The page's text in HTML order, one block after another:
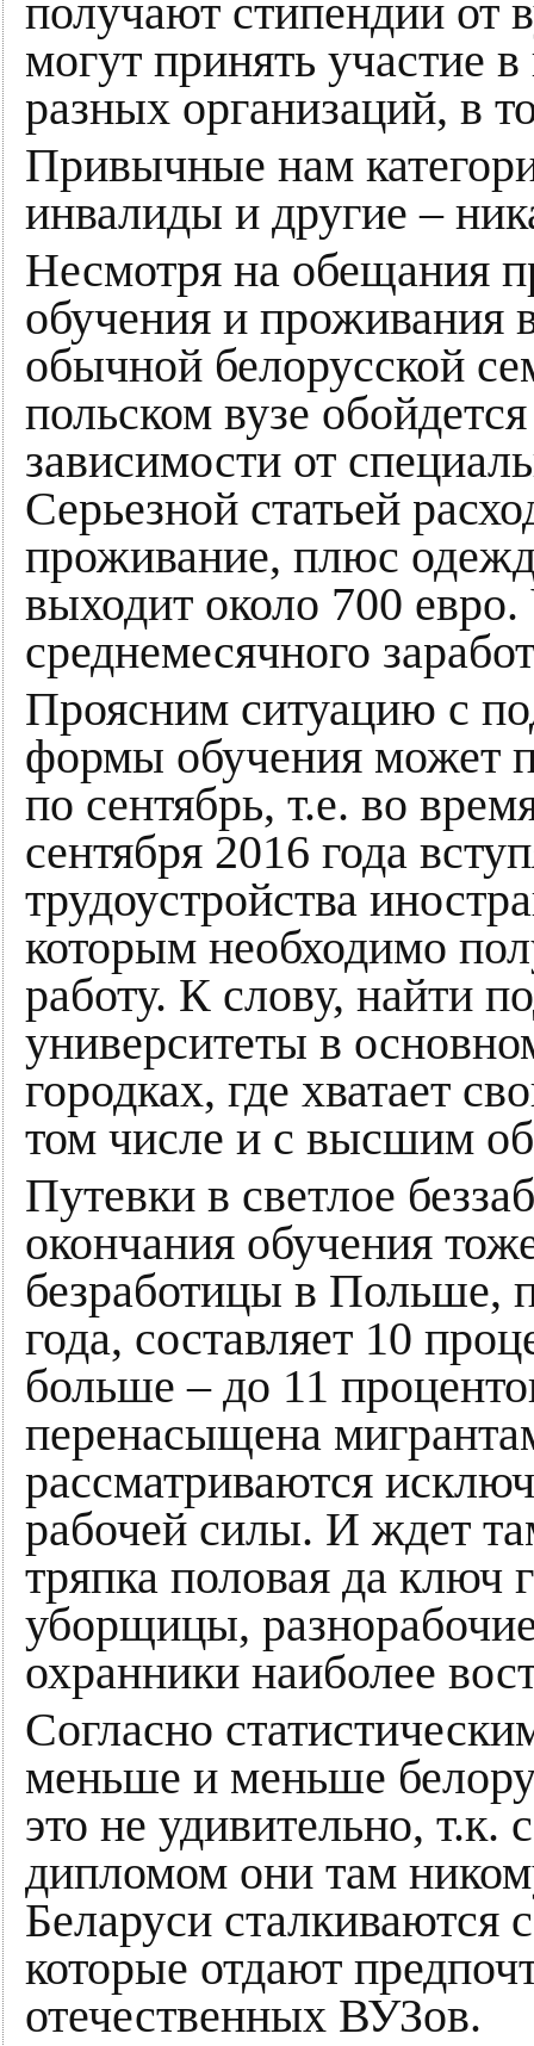
получают стипендии от
могут принять участие
разных организаций, в
Привычные нам
инвалиды и другие –
Несмотря на обещания
обучения и проживания
обычной белорусской
польском вузе
зависимости от
Серьезной статьей
проживание, плюс
выходит около 700
среднемесячного
Проясним ситуацию с
формы обучения может
по сентябрь, т.е. во
сентября 2016 года
трудоустройства
которым необходимо
работу. К слову, найти
университеты в
городках, где хватает
том числе и с высшим
Путевки в светлое
окончания обучения
безработицы в Польше,
года, составляет 10
больше – до 11
перенасыщена
рассматриваются
рабочей силы. И ждет
тряпка половая да ключ
уборщицы,
охранники наиболее
Согласно
меньше и меньше
это не удивительно,
дипломом они там
Беларуси сталкиваются
которые отдают
отечественных ВУЗов.